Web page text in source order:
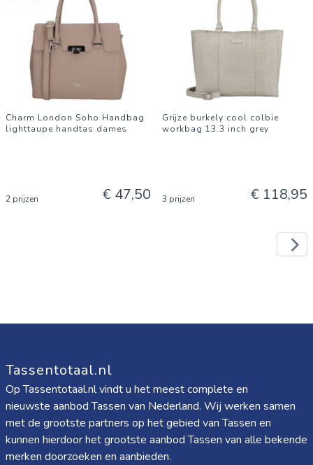
Charm London Soho Handbag
lighttaupe handtas dames
2 prijzen € 47,50
Grijze burkely cool colbie
workbag 13.3 inch grey
3 prijzen € 118,95
Tassentotaal.nl
Op Tassentotaal.nl vindt u het meest complete en
nieuwste aanbod Tassen van Nederland. Wij werken samen
met de grootste partners op het gebied van Tassen en
kunnen hierdoor het grootste aanbod Tassen van alle bekende
merken doorzoeken en aanbieden.